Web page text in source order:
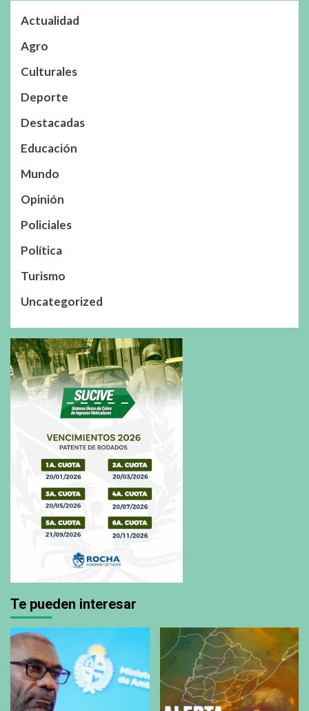
Actualidad
Agro
Culturales
Deporte
Destacadas
Educación
Mundo
Opinión
Policiales
Política
Turismo
Uncategorized
Te pueden interesar